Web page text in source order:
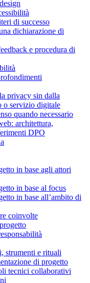
di successo
dichiarazione di
e procedura di
privacy sin dalla
o servizio digitale
quando necessario
architettura,
DPO
in base agli attori
in base al focus
in base all’ambito di
coinvolte
strumenti e rituali
di progetto
tecnici collaborativi